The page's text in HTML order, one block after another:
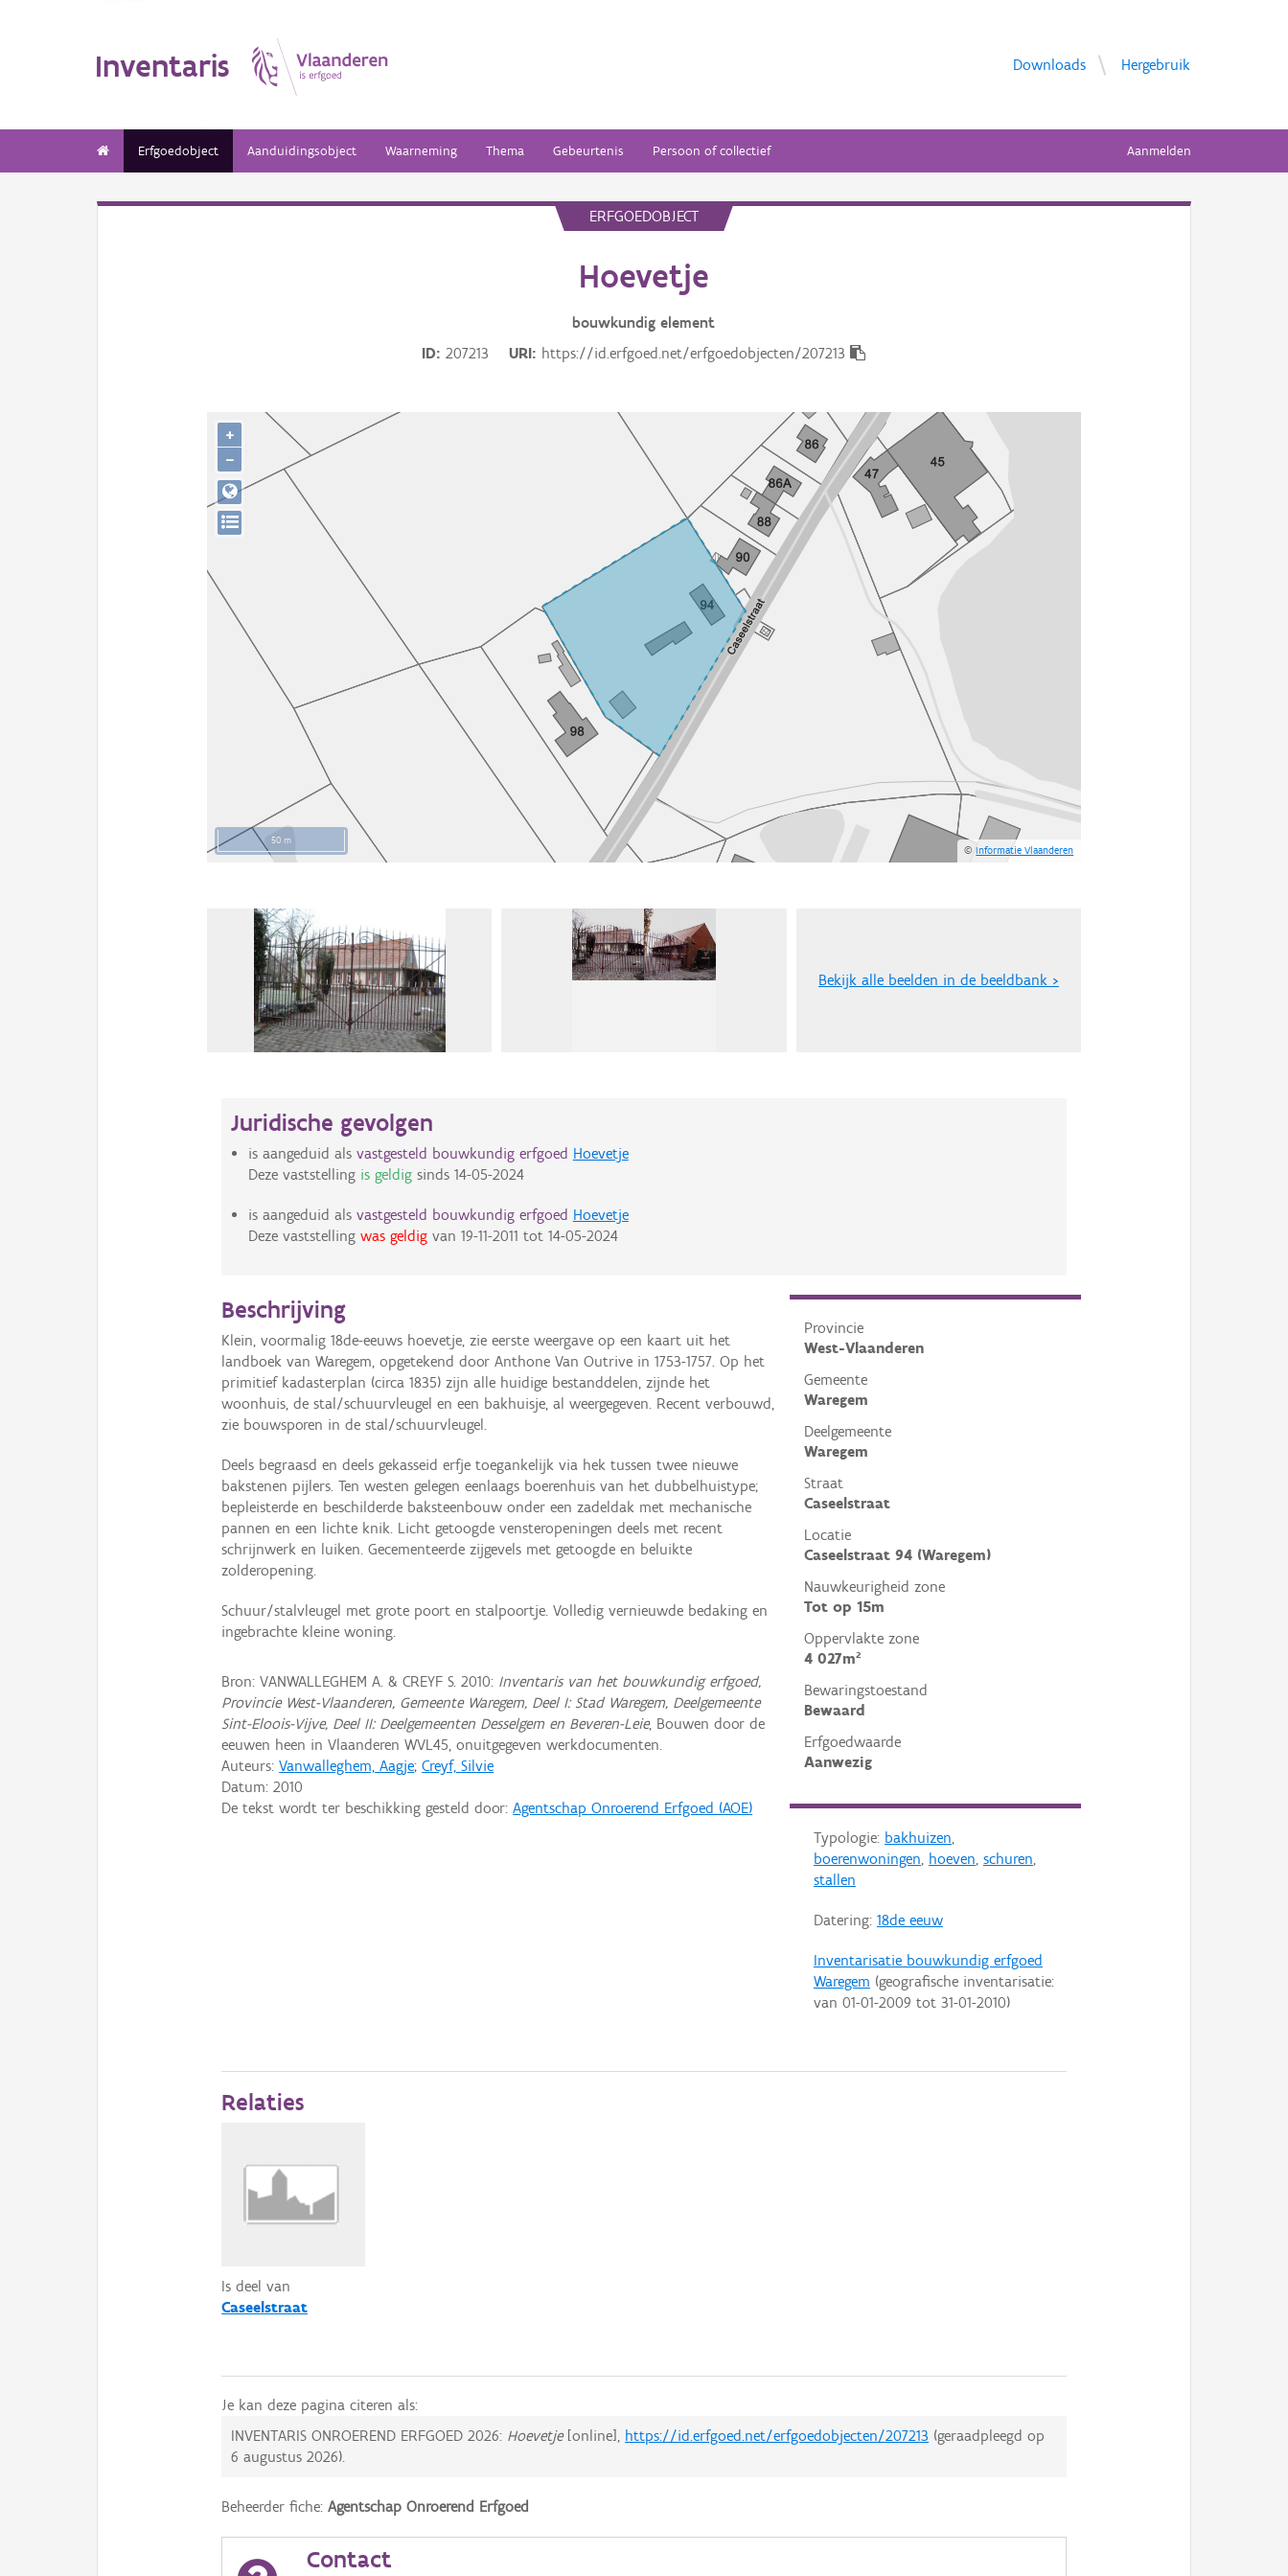
Inventaris Downloads Hergebruik
Erfgoedobject Aanduidingsobject Waarneming Thema Gebeurtenis Persoon of collectief Aanmelden
ERFGOEDOBJECT
Hoevetje
bouwkundig element
ID
207213 URI https://id.erfgoed.net/erfgoedobjecten/207213
50 m
©Informatie Vlaanderen
+
−
Bekijk alle beelden in de beeldbank >
Juridische gevolgen
is aangeduid als vastgesteld bouwkundig erfgoed Hoevetje
Deze vaststelling is geldigsinds 14-05-2024
is aangeduid als vastgesteld bouwkundig erfgoed Hoevetje
Deze vaststelling was geldigvan 19-11-2011 tot 14-05-2024
Provincie
West-Vlaanderen
Gemeente
Waregem
Deelgemeente
Waregem
Straat
Caseelstraat
Locatie
Caseelstraat 94 (Waregem)
Nauwkeurigheid zone
Tot op 15m
Oppervlakte zone
4 027m²
Bewaringstoestand
Bewaard
Erfgoedwaarde
Aanwezig
Typologie: bakhuizen,
boerenwoningen, hoeven, schuren,
stallen
Datering: 18de eeuw
Inventarisatie bouwkundig erfgoed
Waregem (geografische inventarisatie:
van 01-01-2009 tot 31-01-2010)
Beschrijving
Klein, voormalig 18de-eeuws hoevetje, zie eerste weergave op een kaart uit het
landboek van Waregem, opgetekend door Anthone Van Outrive in 1753-1757. Op het
primitief kadasterplan (circa 1835) zijn alle huidige bestanddelen, zijnde het
woonhuis, de stal/schuurvleugel en een bakhuisje, al weergegeven. Recent verbouwd,
zie bouwsporen in de stal/schuurvleugel.
Deels begraasd en deels gekasseid erfje toegankelijk via hek tussen twee nieuwe
bakstenen pijlers. Ten westen gelegen eenlaags boerenhuis van het dubbelhuistype;
bepleisterde en beschilderde baksteenbouw onder een zadeldak met mechanische
pannen en een lichte knik. Licht getoogde vensteropeningen deels met recent
schrijnwerk en luiken. Gecementeerde zijgevels met getoogde en beluikte
zolderopening.
Schuur/stalvleugel met grote poort en stalpoortje. Volledig vernieuwde bedaking en
ingebrachte kleine woning.
Bron: VANWALLEGHEM A. & CREYF S. 2010: Inventaris van het bouwkundig erfgoed,
Provincie West-Vlaanderen, Gemeente Waregem, Deel I: Stad Waregem, Deelgemeente
Sint-Eloois-Vijve, Deel II: Deelgemeenten Desselgem en Beveren-Leie, Bouwen door de
eeuwen heen in Vlaanderen WVL45, onuitgegeven werkdocumenten.
Auteurs:Vanwalleghem, Aagje;Creyf, Silvie
Datum:2010
De tekst wordt ter beschikking gesteld door:Agentschap Onroerend Erfgoed (AOE)
Relaties
Is deel van
Caseelstraat
Je kan deze pagina citeren als:
INVENTARIS ONROEREND ERFGOED 2026: Hoevetje[online], https://id.erfgoed.net/erfgoedobjecten/207213 (geraadpleegd op
6 augustus 2026).
Beheerder fiche:Agentschap Onroerend Erfgoed
Contact